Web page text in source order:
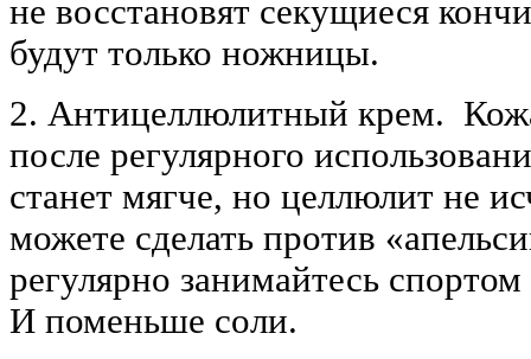
не восстановят секущиеся
будут только ножницы.
2. Антицеллюлитный крем.
после регулярного
станет мягче, но целлюлит не
можете сделать против
регулярно занимайтесь
И поменьше соли.